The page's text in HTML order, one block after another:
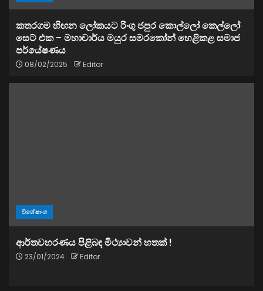
කතරගම හිඟන ලෝකයට රිංගු ජපුර කොල්ලෝ කෙල්ලෝ
සෙට් එක – මහාචාර්ය මයුර සමරකෝන් හෙළිකළ සමාජ
පර්යේෂණය
08/02/2025 Editor
විශේෂාංග
ආර්තවහරණය පිළිබඳ මිථ්‍යාවන් හතක් !
23/01/2024 Editor